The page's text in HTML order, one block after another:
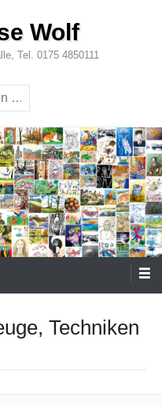
Wolf
Tel. 0175 4850111
Techniken